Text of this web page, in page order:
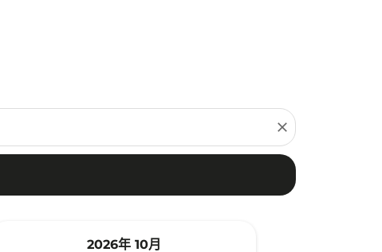
close
2026年 10月